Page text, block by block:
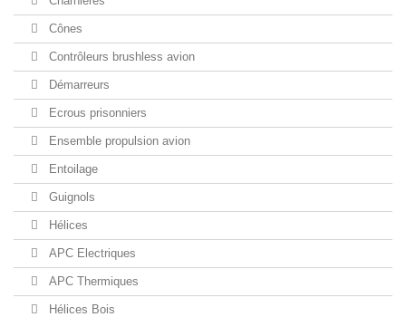
Cônes
Contrôleurs brushless avion
Démarreurs
Ecrous prisonniers
Ensemble propulsion avion
Entoilage
Guignols
Hélices
APC Electriques
APC Thermiques
Hélices Bois